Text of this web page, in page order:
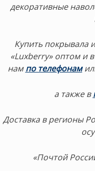
декоративные
Купить покрывала
«Luxberry» оптом и
нампо телефонам
а также в
Доставка в регионы
«Почтой